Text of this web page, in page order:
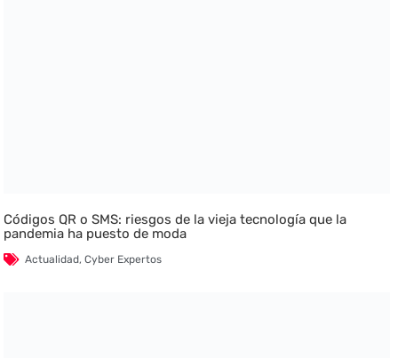
Códigos QR o SMS: riesgos de la vieja tecnología que la
pandemia ha puesto de moda
Actualidad,Cyber Expertos